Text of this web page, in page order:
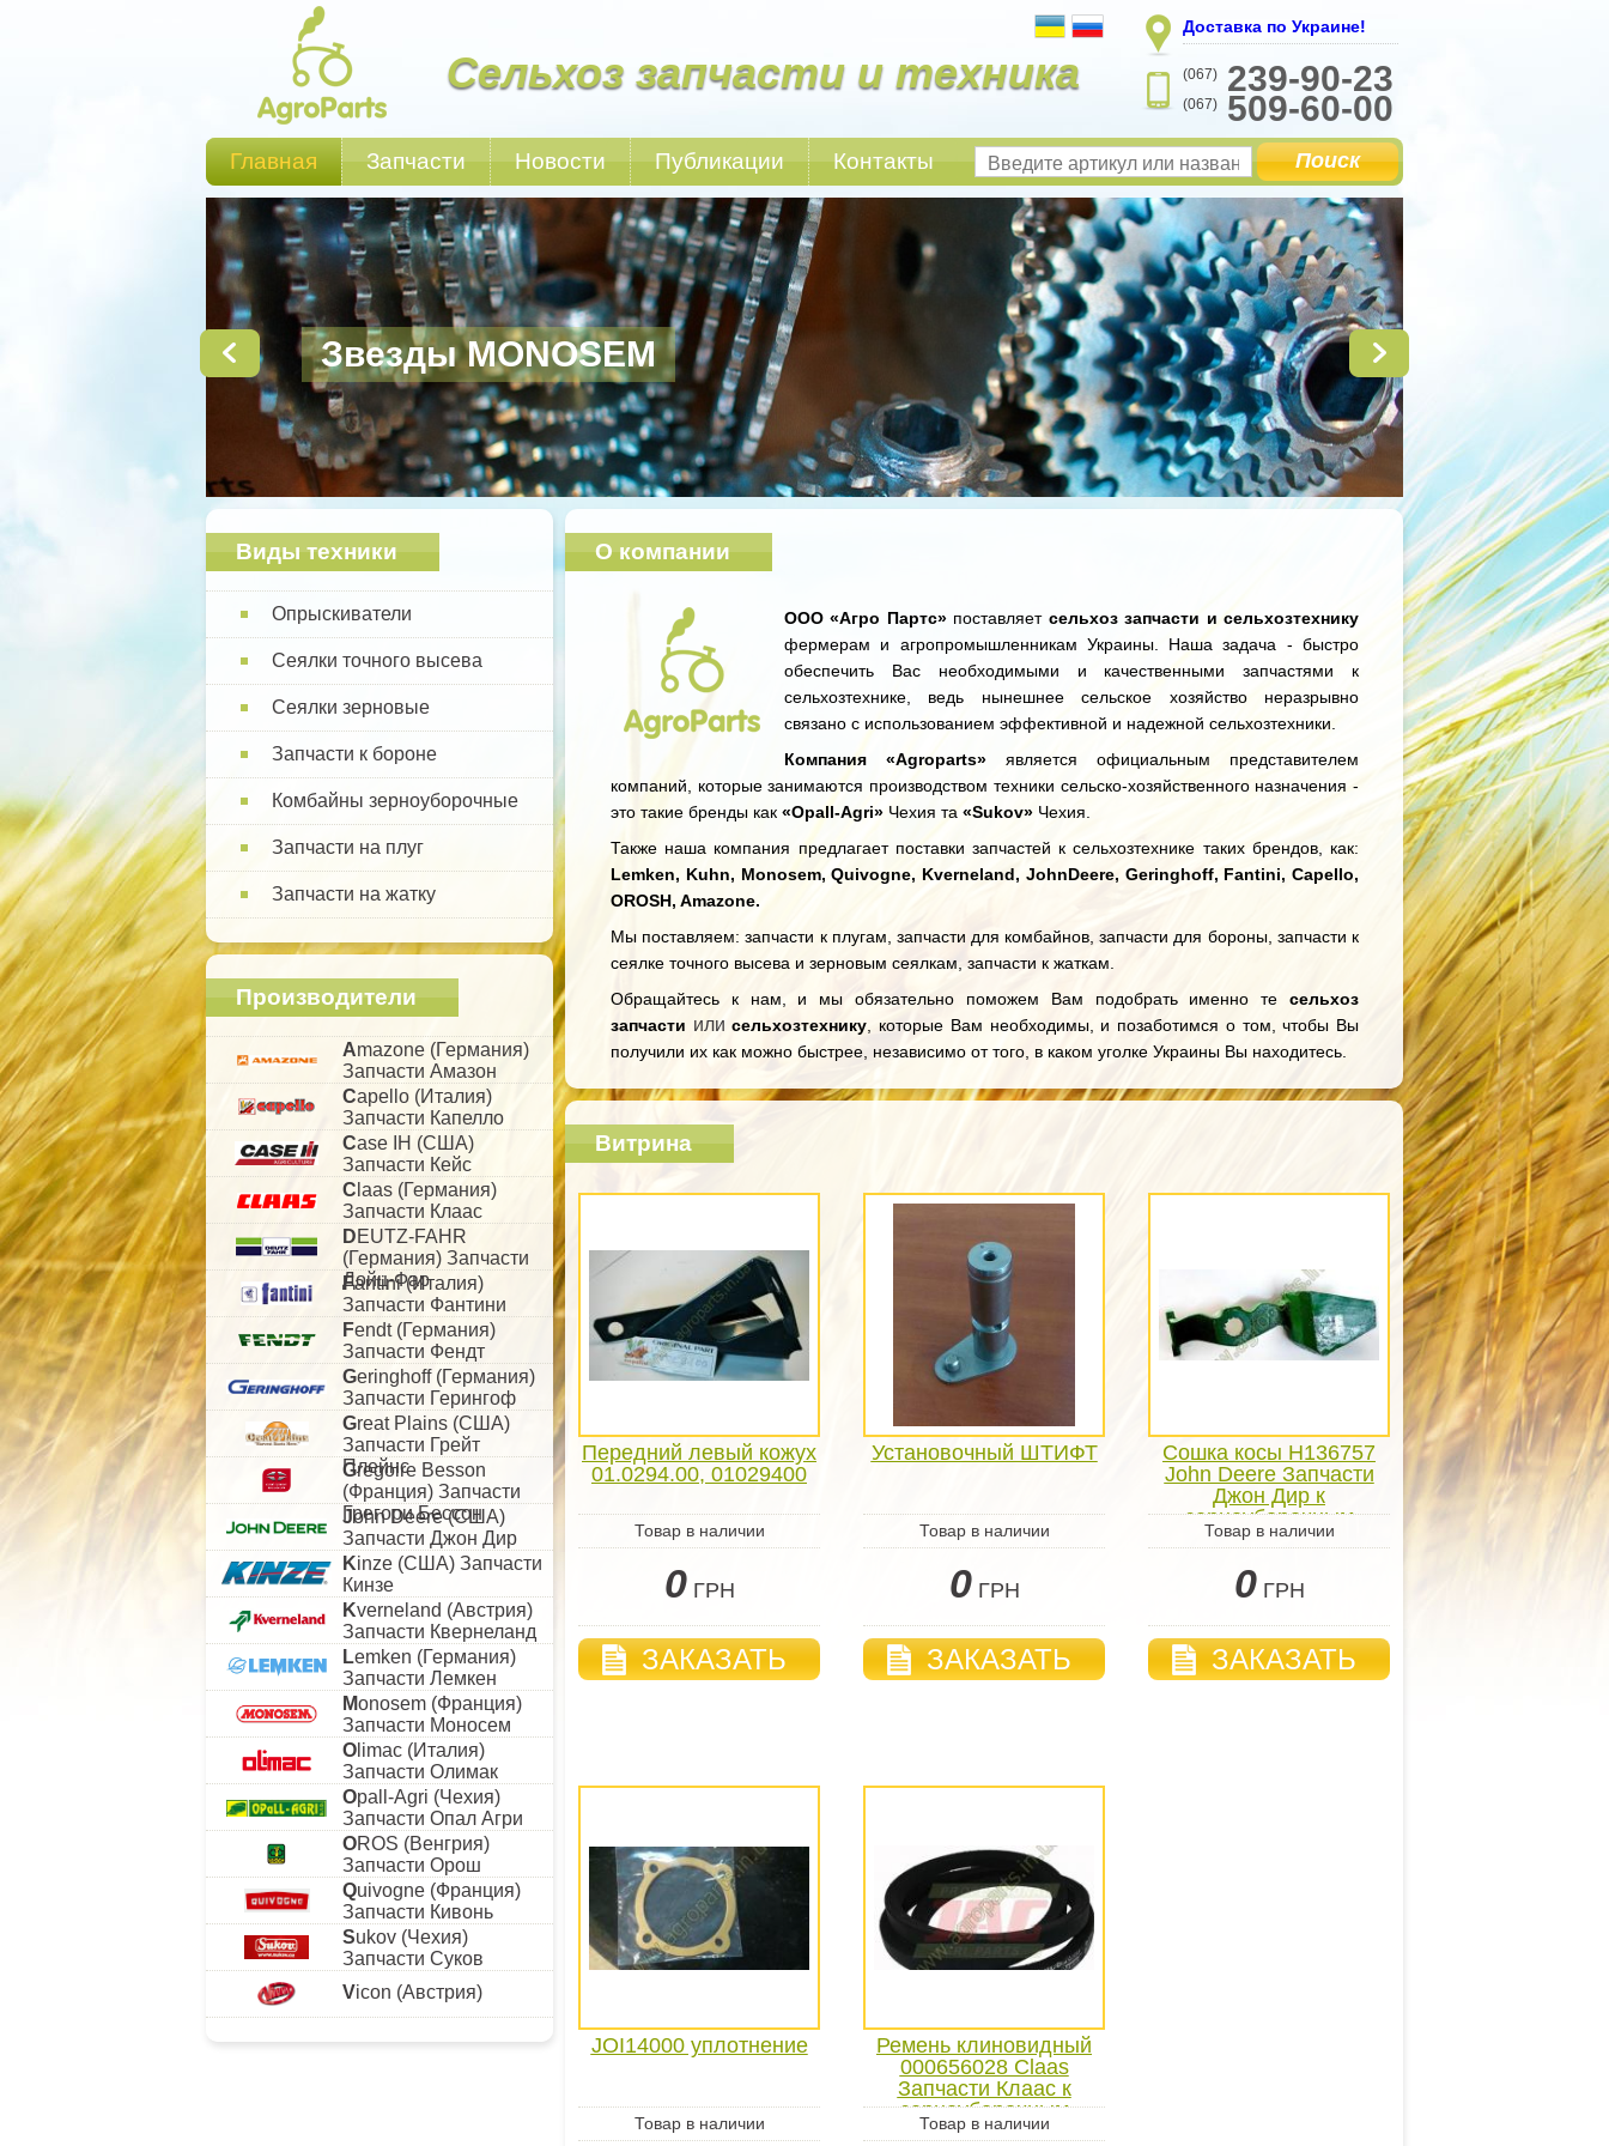
Сельхоз запчасти и техника
Доставка по Украине!
(067) 239-90-23
(067) 509-60-00
Главная Запчасти Новости Публикации Контакты Поиск
Звезды MONOSEM
Виды техники
Опрыскиватели
Сеялки точного высева
Сеялки зерновые
Запчасти к бороне
Комбайны зерноуборочные
Запчасти на плуг
Запчасти на жатку
Производители
Amazone (Германия)
Запчасти Амазон
Capello (Италия)
Запчасти Капелло
Case IH (США)
Запчасти Кейс
C laas (Германия)
Запчасти Клаас
DEUTZ-FAHR
(Германия) Запчасти
Дойц-Фар
Fantini (Италия)
Запчасти Фантини
Fendt (Германия)
Запчасти Фендт
Geringhoff (Германия)
Запчасти Герингоф
Great Plains (США)
Запчасти Грейт
Плейнс
Gregoire Besson
(Франция) Запчасти
Грегори Бессон
John Deere (США)
Запчасти Джон Дир
Kinze (США) Запчасти
Кинзе
Kverneland (Австрия)
Запчасти Квернеланд
Lemken (Германия)
Запчасти Лемкен
Monosem (Франция)
Запчасти Моносем
O limac (Италия)
Запчасти Олимак
Opall-Agri (Чехия)
Запчасти Опал Агри
OROS (Венгрия)
Запчасти Орош
Quivogne (Франция)
Запчасти Кивонь
Sukov (Чехия)
Запчасти Суков
Vicon (Австрия)
О компании
ООО «Агро Партс»поставляет сельхоз запчасти и сельхозтехнику
фермерам и агропромышленникам Украины. Наша задача - быстро
обеспечить Вас необходимыми и качественными запчастями к
сельхозтехнике, ведь нынешнее сельское хозяйство неразрывно
связано с использованием эффективной и надежной сельхозтехники.
Компания «Agroparts» является официальным представителем
компаний, которые занимаются производством техники сельско-хозяйственного назначения -
это такие бренды как «Opall-Agri» Чехия та «Sukov» Чехия.
Также наша компания предлагает поставки запчастей к сельхозтехнике таких брендов, как:
Lemken, Kuhn, Monosem, Quivogne, Kverneland, JohnDeere, Geringhoff, Fantini, Capello,
OROSH, Amazone.
Мы поставляем: запчасти к плугам, запчасти для комбайнов, запчасти для бороны, запчасти к
сеялке точного высева и зерновым сеялкам, запчасти к жаткам.
Обращайтесь к нам, и мы обязательно поможем Вам подобрать именно те сельхоз
запчасти илисельхозтехнику , которые Вам необходимы, и позаботимся о том, чтобы Вы
получили их как можно быстрее, независимо от того, в каком уголке Украины Вы находитесь.
Витрина
Передний левый кожух
01.0294.00, 01029400
Товар в наличии
0 ГРН
ЗАКАЗАТЬ
Установочный ШТИФТ
Товар в наличии
0 ГРН
ЗАКАЗАТЬ
Сошка косы H136757
John Deere Запчасти
Джон Дир к
зерноуборочным
комбайнам
Товар в наличии
0 ГРН
ЗАКАЗАТЬ
JOI14000 уплотнение
Товар в наличии
Ремень клиновидный
000656028 Claas
Запчасти Клаас к
зерноуборочным
комбайнам
Товар в наличии